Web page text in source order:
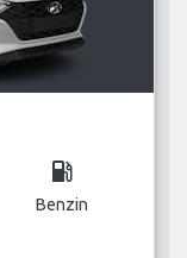
local_gas_station
Benzin